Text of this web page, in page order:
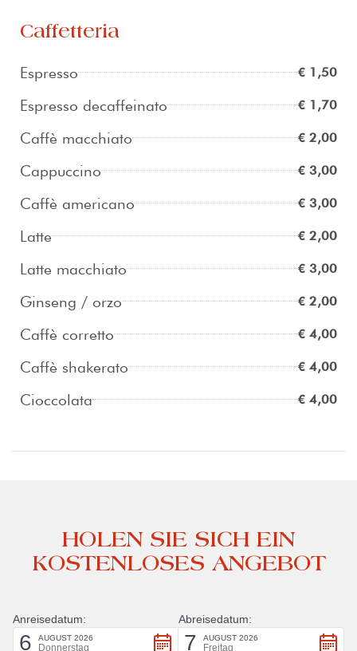
Caffetteria
Espresso € 1,50
Espresso decaffeinato € 1,70
Caffè macchiato € 2,00
Cappuccino € 3,00
Caffè americano € 3,00
Latte € 2,00
Latte macchiato € 3,00
Ginseng / orzo € 2,00
Caffè corretto € 4,00
Caffè shakerato € 4,00
Cioccolata € 4,00
HOLEN SIE SICH EIN
KOSTENLOSES ANGEBOT